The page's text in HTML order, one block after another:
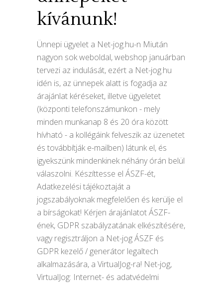
kívánunk!
Ünnepi ügyelet a Net-jog.hu-n Miután
nagyon sok weboldal, webshop januárban
tervezi az indulását, ezért a Net-jog.hu
idén is, az ünnepek alatt is fogadja az
árajánlat kéréseket, illetve ügyeletet
(központi telefonszámunkon - mely
minden munkanap 8 és 20 óra között
hívható - a kollégáink felveszik az üzenetet
és továbbítják e-mailben) látunk el, és
igyekszünk mindenkinek néhány órán belül
válaszolni. Készíttesse el ÁSZF-ét,
Adatkezelési tájékoztaját a
jogszabályoknak megfelelően és kerülje el
a bírságokat! Kérjen árajánlatot ÁSZF-
ének, GDPR szabályzatának elkészítésére,
vagy regisztráljon a Net-jog ÁSZF és
GDPR kezelő / generátor legaltech
alkalmazására, a VirtualJog-ra! Net-jog,
VirtualJog: Internet- és adatvédelmi